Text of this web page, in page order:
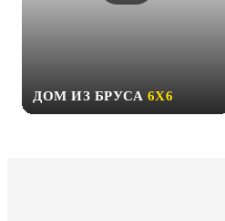
ДОМ ИЗ БРУСА 6Х6